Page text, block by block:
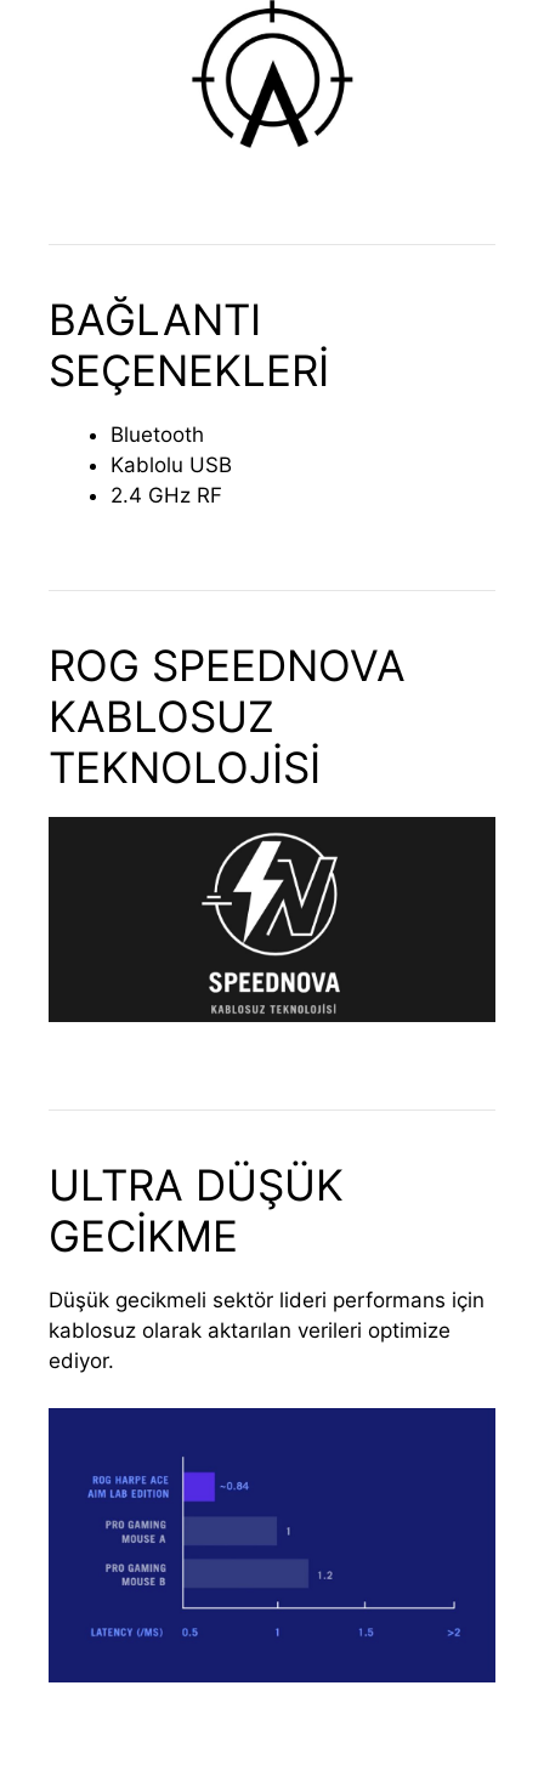
BAĞLANTI
SEÇENEKLERİ
Bluetooth
Kablolu USB
2.4 GHz RF
ROG SPEEDNOVA
KABLOSUZ
TEKNOLOJİSİ
ULTRA DÜŞÜK
GECİKME
Düşük gecikmeli sektör lideri performans için
kablosuz olarak aktarılan verileri optimize
ediyor.